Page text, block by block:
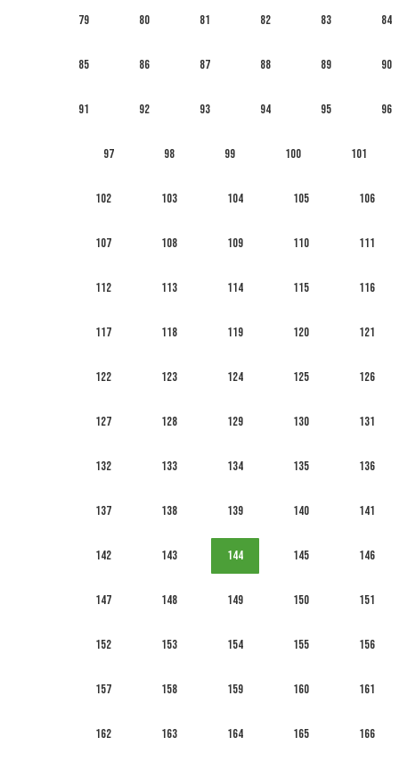
79 80 81 82 83 84
85 86 87 88 89 90
91 92 93 94 95 96
97 98 99 100 101
102 103 104 105 106
107 108 109 110 111
112 113 114 115 116
117 118 119 120 121
122 123 124 125 126
127 128 129 130 131
132 133 134 135 136
137 138 139 140 141
142 143 144 145 146
147 148 149 150 151
152 153 154 155 156
157 158 159 160 161
162 163 164 165 166